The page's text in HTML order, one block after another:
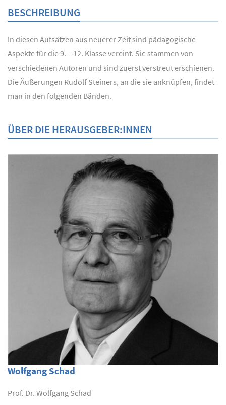
BESCHREIBUNG
In diesen Aufsätzen aus neuerer Zeit sind pädagogische
Aspekte für die 9. – 12. Klasse vereint. Sie stammen von
verschiedenen Autoren und sind zuerst verstreut erschienen.
Die Äußerungen Rudolf Steiners, an die sie anknüpfen, findet
man in den folgenden Bänden.
ÜBER DIE HERAUSGEBER:INNEN
Wolfgang Schad
Prof. Dr. Wolfgang Schad